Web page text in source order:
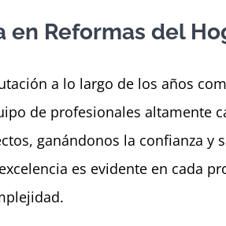
en Reformas del
a lo largo de los años
de profesionales altamente
ganándonos la confianza y
es evidente en cada